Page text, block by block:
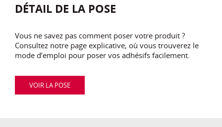
DÉTAIL DE LA POSE
Vous ne savez pas comment poser votre produit ?
Consultez notre page explicative, où vous trouverez le
mode d’emploi pour poser vos adhésifs facilement.
VOIR LA POSE